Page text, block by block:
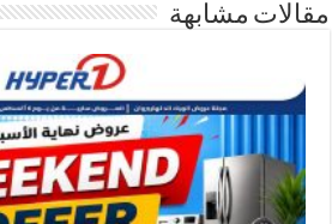
مقالات مشابهة